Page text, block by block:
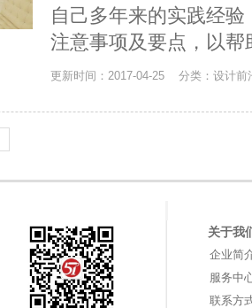
自己多年来的实践经
注意事项及要点，以
更新时间：2017-04-25 分类：设计
关于我
企业简
服务中
联系方